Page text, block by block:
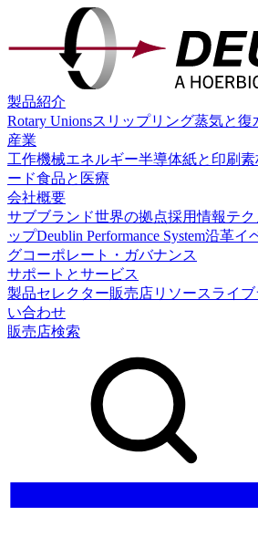
製品紹介
Rotary Unionsスリップリング蒸気と復
産業
工作機械エネルギー半導体紙と印刷素
ード食品と医療
会社概要
サブブランド世界の拠点採用情報テ
ップDeublin Performance System沿革イ
グコーポレート・ガバナンス
サポートとサービス
製品セレクター販売店リソースライ
い合わせ
販売店検索